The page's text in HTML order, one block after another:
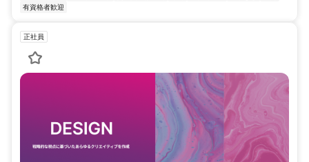
有資格者歓迎
正社員